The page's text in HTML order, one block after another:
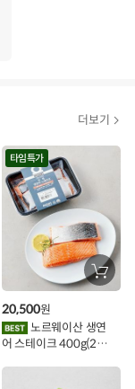
더보기
타임특가
장
바
에
담
기
어 스테이크 400g(2조
20,500원